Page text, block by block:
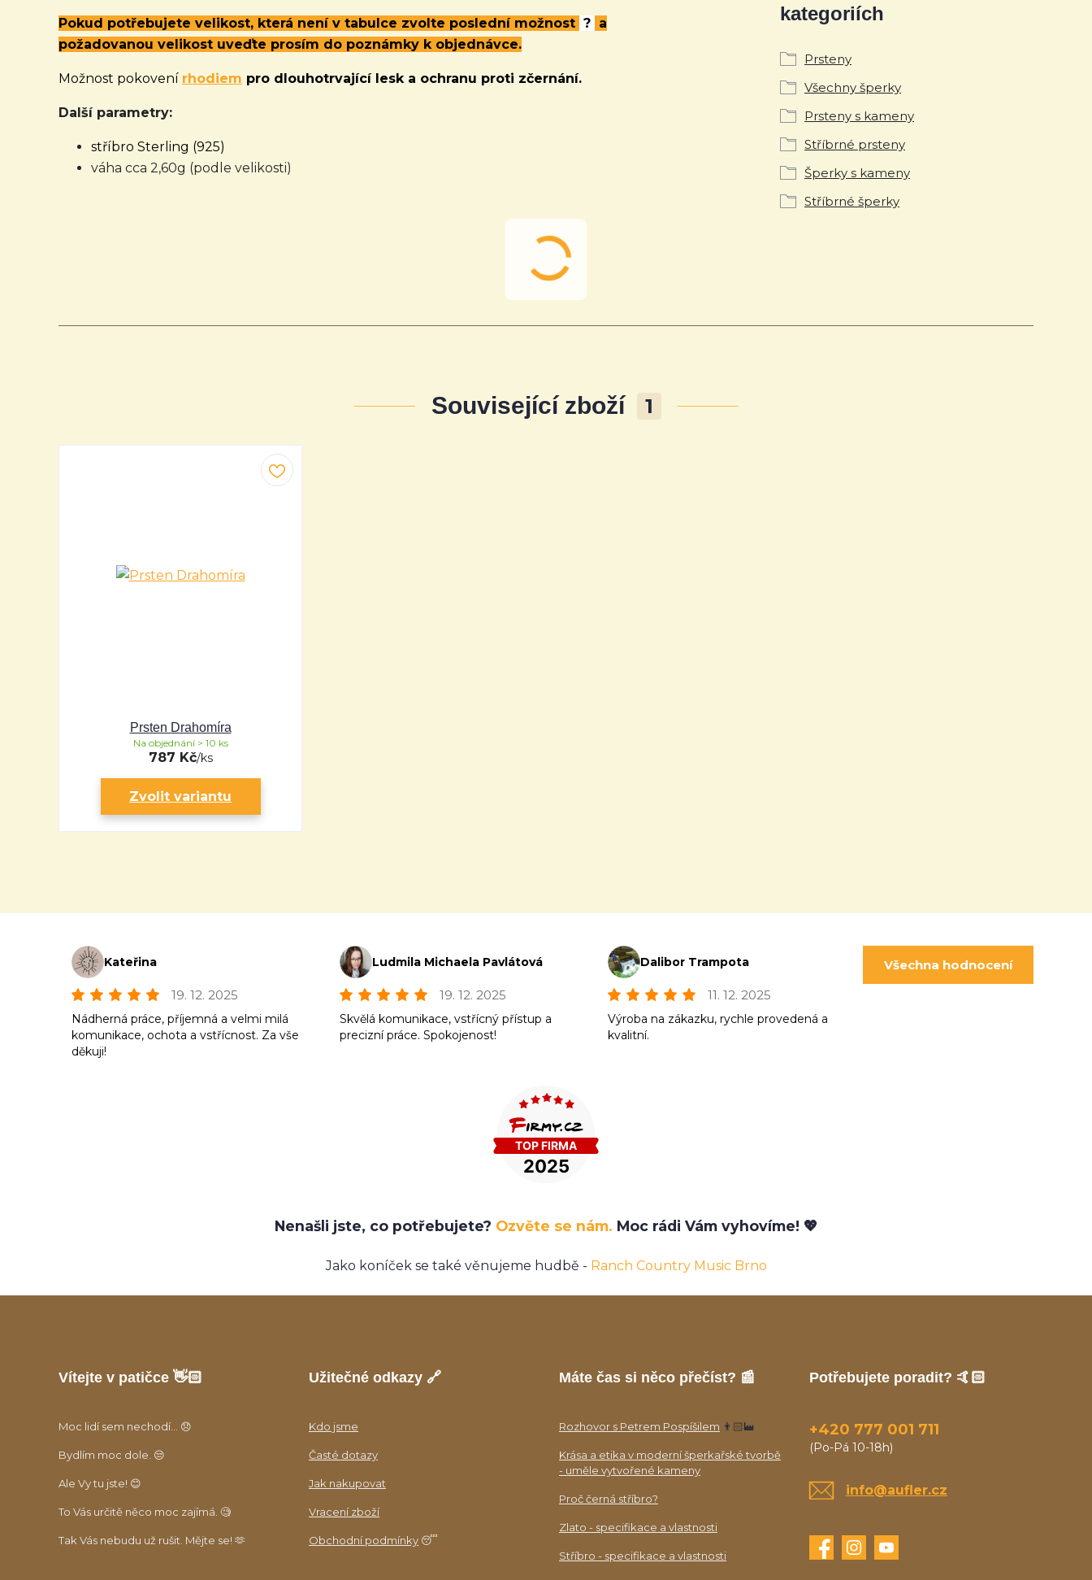
Pokud potřebujete velikost, která není v tabulce zvolte poslední možnost ? a
požadovanou velikost uveďte prosím do poznámky k objednávce.
Možnost pokovení rhodiem pro dlouhotrvající lesk a ochranu proti zčernání.
Další parametry:
stříbro Sterling (925)
váha cca 2,60g (podle velikosti)
kategoriích
Prsteny
Všechny šperky
Prsteny s kameny
Stříbrné prsteny
Šperky s kameny
Stříbrné šperky
Související zboží 1
Prsten Drahomíra
787 Kč/ks
Na objednání > 10 ks
Zvolit variantu
Kateřina
19. 12. 2025
Nádherná práce, příjemná a velmi milá
komunikace, ochota a vstřícnost. Za vše
děkuji!
Ludmila Michaela Pavlátová
19. 12. 2025
Skvělá komunikace, vstřícný přístup a
precizní práce. Spokojenost!
Dalibor Trampota
11. 12. 2025
Výroba na zákazku, rychle provedená a
kvalitní.
Všechna hodnocení
Nenašli jste, co potřebujete? Ozvěte se nám. Moc rádi Vám vyhovíme! 💖
Jako koníček se také věnujeme hudbě - Ranch Country Music Brno
Vítejte v patičce 👋🏻
Moc lidí sem nechodí... 😞
Bydlím moc dole. 😒
Ale Vy tu jste! 😊
To Vás určitě něco moc zajímá. 🧐
Tak Vás nebudu už rušit. Mějte se! 🫶
Užitečné odkazy 🔗
Kdo jsme
Časté dotazy
Jak nakupovat
Vracení zboží
Obchodní podmínky 😴
Máte čas si něco přečíst? 📰
Rozhovor s Petrem Pospíšilem 👨🏻‍🏭
Krása a etika v moderní šperkařské tvorbě
- uměle vytvořené kameny
Proč černá stříbro?
Zlato - specifikace a vlastnosti
Stříbro - specifikace a vlastnosti
Potřebujete poradit? 🤙🏻
+420 777 001 711
(Po-Pá 10-18h)
info@aufler.cz